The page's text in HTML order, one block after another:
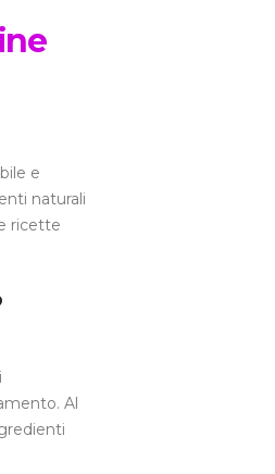
e
naturali
ricette
Al